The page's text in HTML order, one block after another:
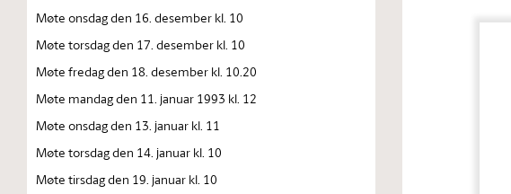
Møte onsdag den 16. desember kl. 10
Møte torsdag den 17. desember kl. 10
Møte fredag den 18. desember kl. 10.20
Møte mandag den 11. januar 1993 kl. 12
Møte onsdag den 13. januar kl. 11
Møte torsdag den 14. januar kl. 10
Møte tirsdag den 19. januar kl. 10